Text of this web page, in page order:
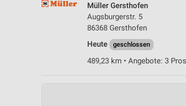
Müller Gersthofen
Augsburgerstr. 5
86368 Gersthofen
Heute
geschlossen
489,23 km • Angebote: 3
Messung der Performance von Inhalten
Analyse von Zielgruppen durch Statistiken oder
Entwicklung und Verbesserung der Angebote